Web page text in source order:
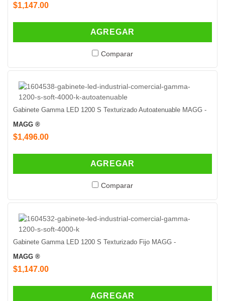
$1,147.00
AGREGAR
Comparar
Gabinete Gamma LED 1200 S Texturizado Autoatenuable MAGG -
MAGG ®
$1,496.00
AGREGAR
Comparar
Gabinete Gamma LED 1200 S Texturizado Fijo MAGG -
MAGG ®
$1,147.00
AGREGAR